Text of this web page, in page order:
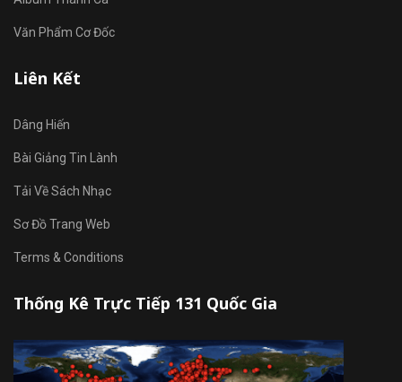
Văn Phẩm Cơ Đốc
Liên Kết
Dâng Hiến
Bài Giảng Tin Lành
Tải Về Sách Nhạc
Sơ Đồ Trang Web
Terms & Conditions
Thống Kê Trực Tiếp 131 Quốc Gia